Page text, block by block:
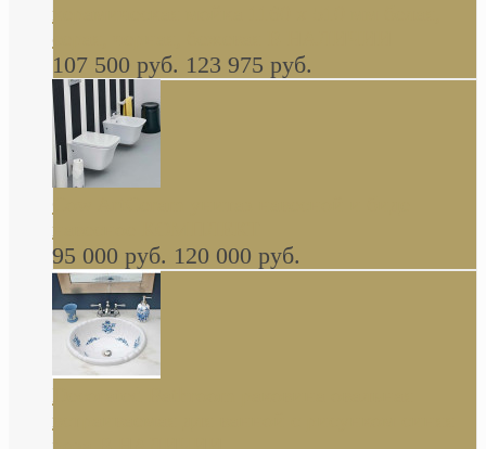
керамическая мойка 1160 x 510 мм белая,
серая, черная, бежевая В НАЛИЧИИ
107 500 руб. 123 975 руб.
навесное КОМПЛЕКТ
95 000 руб. 120 000 руб.
Decorated Bathroom раковина овальная
встраиваемая для ванной с рисунком синяя